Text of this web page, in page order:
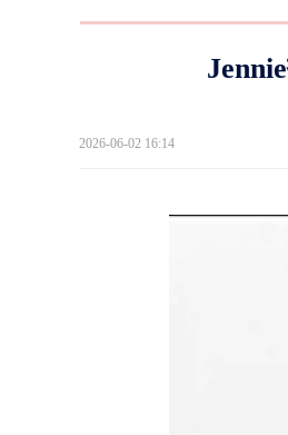
2026-06-02 16:14